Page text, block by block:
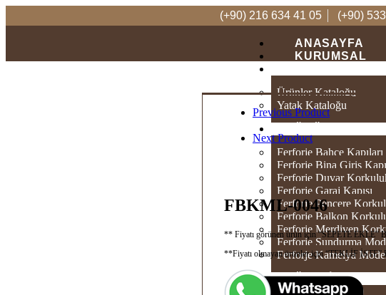
(+90) 216 634 41 05 (+90)
ANASAYFA
KURUMSAL
Ürünler Kataloğu
Yatak Kataloğu
Ferforje Bahçe Kapıları
Ferforje Bina Giriş
Ferforje Duvar
Ferforje Garaj Kapısı
Ferforje Pencere
Ferforje Balkon
Ferforje Merdiven
Ferforje Sundurma
Ferforje Kamelya
ÜRETIM
Previous Product
Next Product
FBKML-0046
** Fiyatı görünen ürün için “SEPETE
**Fiyatı olmayan ürünler için “TEKLİF İSTE”